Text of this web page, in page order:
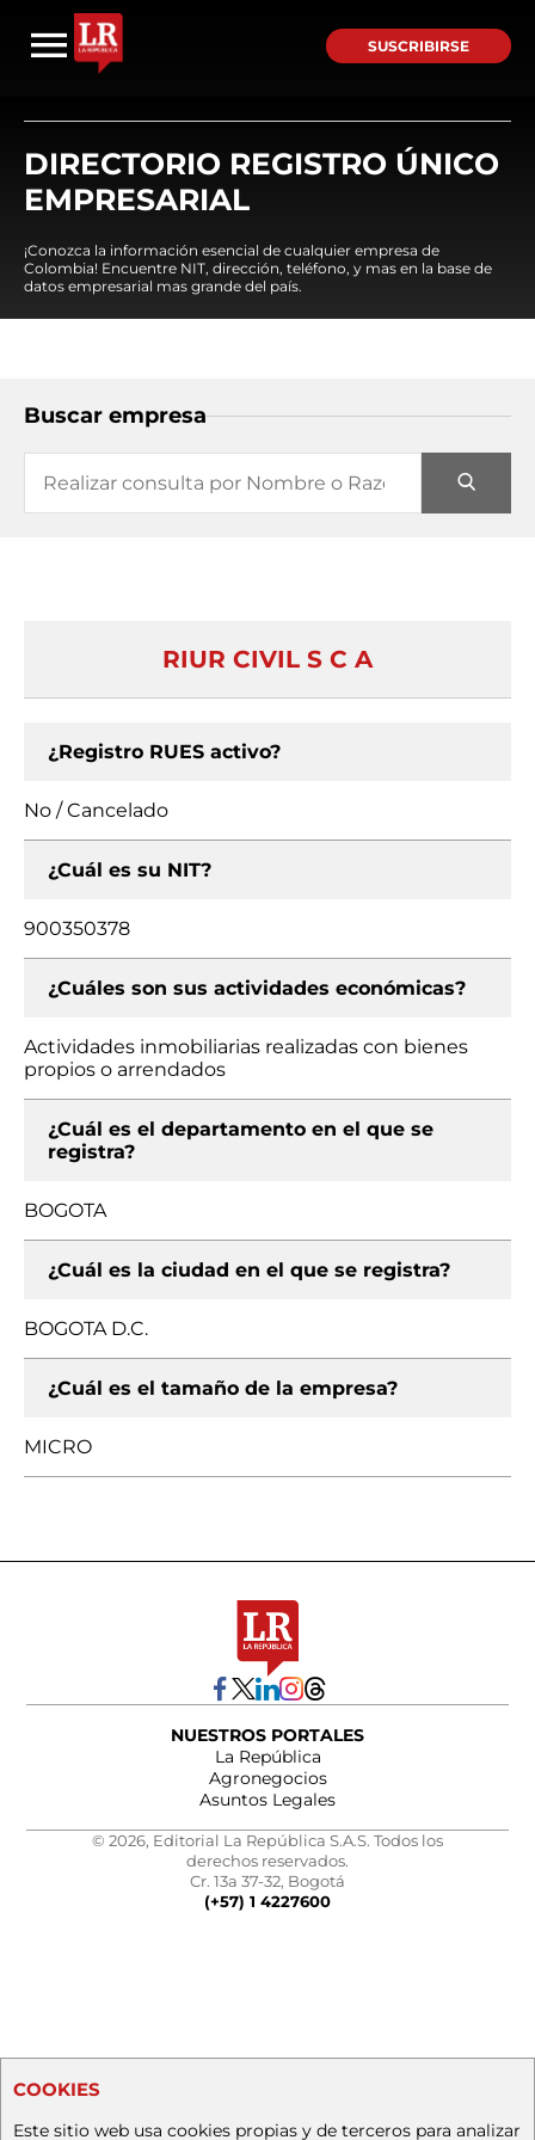
SUSCRIBIRSE
DIRECTORIO REGISTRO ÚNICO
EMPRESARIAL
¡Conozca la información esencial de cualquier empresa de
Colombia! Encuentre NIT, dirección, teléfono, y mas en la base de
datos empresarial mas grande del país.
Buscar empresa
RIUR CIVIL S C A
¿Registro RUES activo?
No / Cancelado
¿Cuál es su NIT?
900350378
¿Cuáles son sus actividades económicas?
Actividades inmobiliarias realizadas con bienes
propios o arrendados
¿Cuál es el departamento en el que se
registra?
BOGOTA
¿Cuál es la ciudad en el que se registra?
BOGOTA D.C.
¿Cuál es el tamaño de la empresa?
MICRO
NUESTROS PORTALES
La República
Agronegocios
Asuntos Legales
© 2026, Editorial La República S.A.S. Todos los
derechos reservados.
Cr. 13a 37-32, Bogotá
(+57) 1 4227600
COOKIES
Este sitio web usa cookies propias y de terceros para analizar